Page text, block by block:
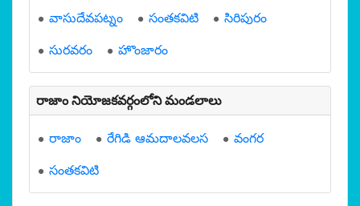
వాసుదేవపట్నం
సంతకవిటి
సిరిపురం
సురవరం
హొంజారం
రాజాం నియోజకవర్గంలోని మండలాలు
రాజాం రేగిడి ఆమదాలవలస
వంగర
సంతకవిటి